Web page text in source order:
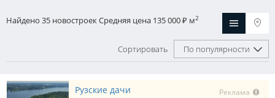
Найдено 35 новостроекСредняя цена 135 000 ₽ м2
Сортировать По популярности
Реклама
Рузские дачи